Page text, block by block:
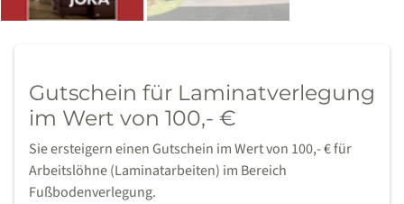
Gutschein für Laminatverlegung
im Wert von 100,- €
Sie ersteigern einen Gutschein im Wert von 100,- € für
Arbeitslöhne (Laminatarbeiten) im Bereich
Fußbodenverlegung.